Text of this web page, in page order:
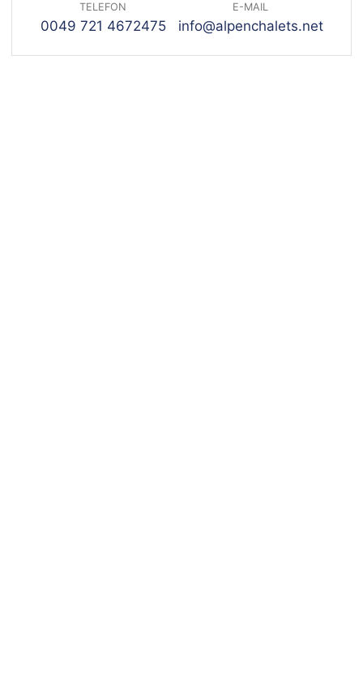
TELEFON
0049 721 4672475
E-MAIL
info@alpenchalets.net